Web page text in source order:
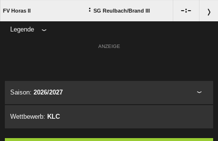
FV Horas II : SG Reulbach/​Brand III :
Legende
ANZEIGE
Saison: 2026/2027
Wettbewerb: KLC